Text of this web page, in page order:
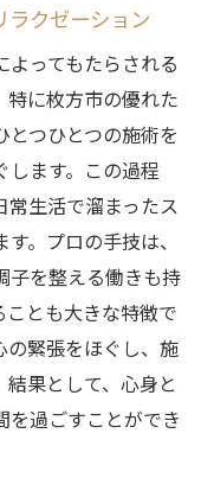
富なメニュー紹
スを整える
贅沢なリラクゼ
ションを体験す
きを提供する秘
間を過ごすため
ラクゼーション
ってもたらされる
に枚方市の優れた
つひとつの施術を
ます。この過程
生活で溜まったス
。プロの手技は、
子を整える働きも持
とも大きな特徴で
の緊張をほぐし、施
果として、心身と
を過ごすことができ